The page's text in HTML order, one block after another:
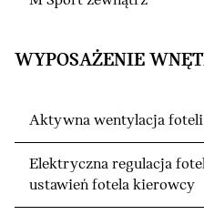
WYPOSAŻENIE
Aktywna wentylacja
Elektryczna regulacja
ustawień fotela kierowcy